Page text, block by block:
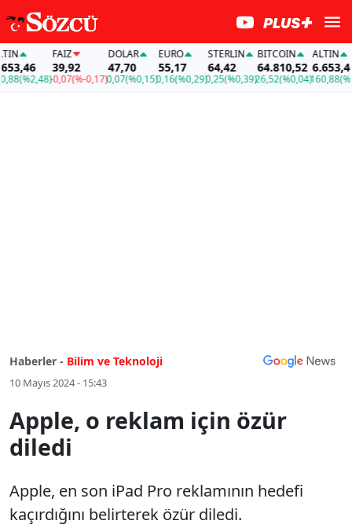
(%2,48)
FAİZ
39,92
-0,07(%-0,17)
DOLAR
47,70
0,07(%0,15)
EURO
55,17
0,16(%0,29)
STERLIN
64,42
0,25(%0,39)
BITCOIN
64.810,52
26,52(%0,04)
ALTIN
6.653,46
160,88
Haberler - Bilim ve Teknoloji
10 Mayıs 2024 - 15:43
Apple, o reklam için özür
diledi
Apple, en son iPad Pro reklamının hedefi
kaçırdığını belirterek özür diledi.